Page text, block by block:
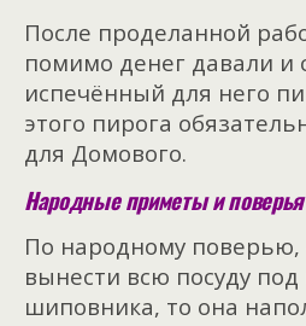
После проделанной
помимо денег давали и
испечённый для него
этого пирога
для Домового.
Народные приметы и
По народному поверью,
вынести всю посуду
шиповника, то она